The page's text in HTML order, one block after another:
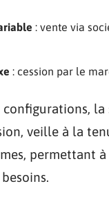
: vente via
: cession par le
configurations,
veille à la
permettant à